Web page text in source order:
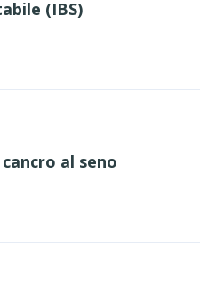
(IBS)
al seno